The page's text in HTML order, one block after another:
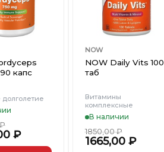
капс
долголетие
₽
₽
NOW
NOW Daily Vits 100
таб
Витамины
комплексные
В наличии
1850,00₽
1665,00 ₽